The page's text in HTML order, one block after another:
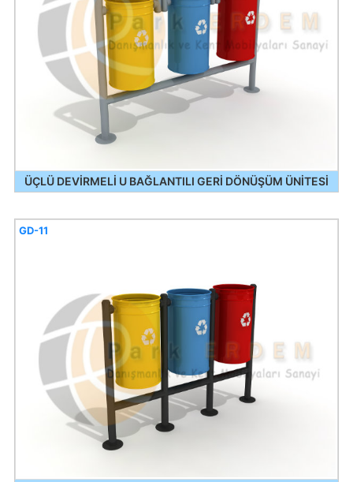
ÜÇLÜ DEVİRMELİ U BAĞLANTILI GERİ DÖNÜŞÜM ÜNİTESİ
GD-11